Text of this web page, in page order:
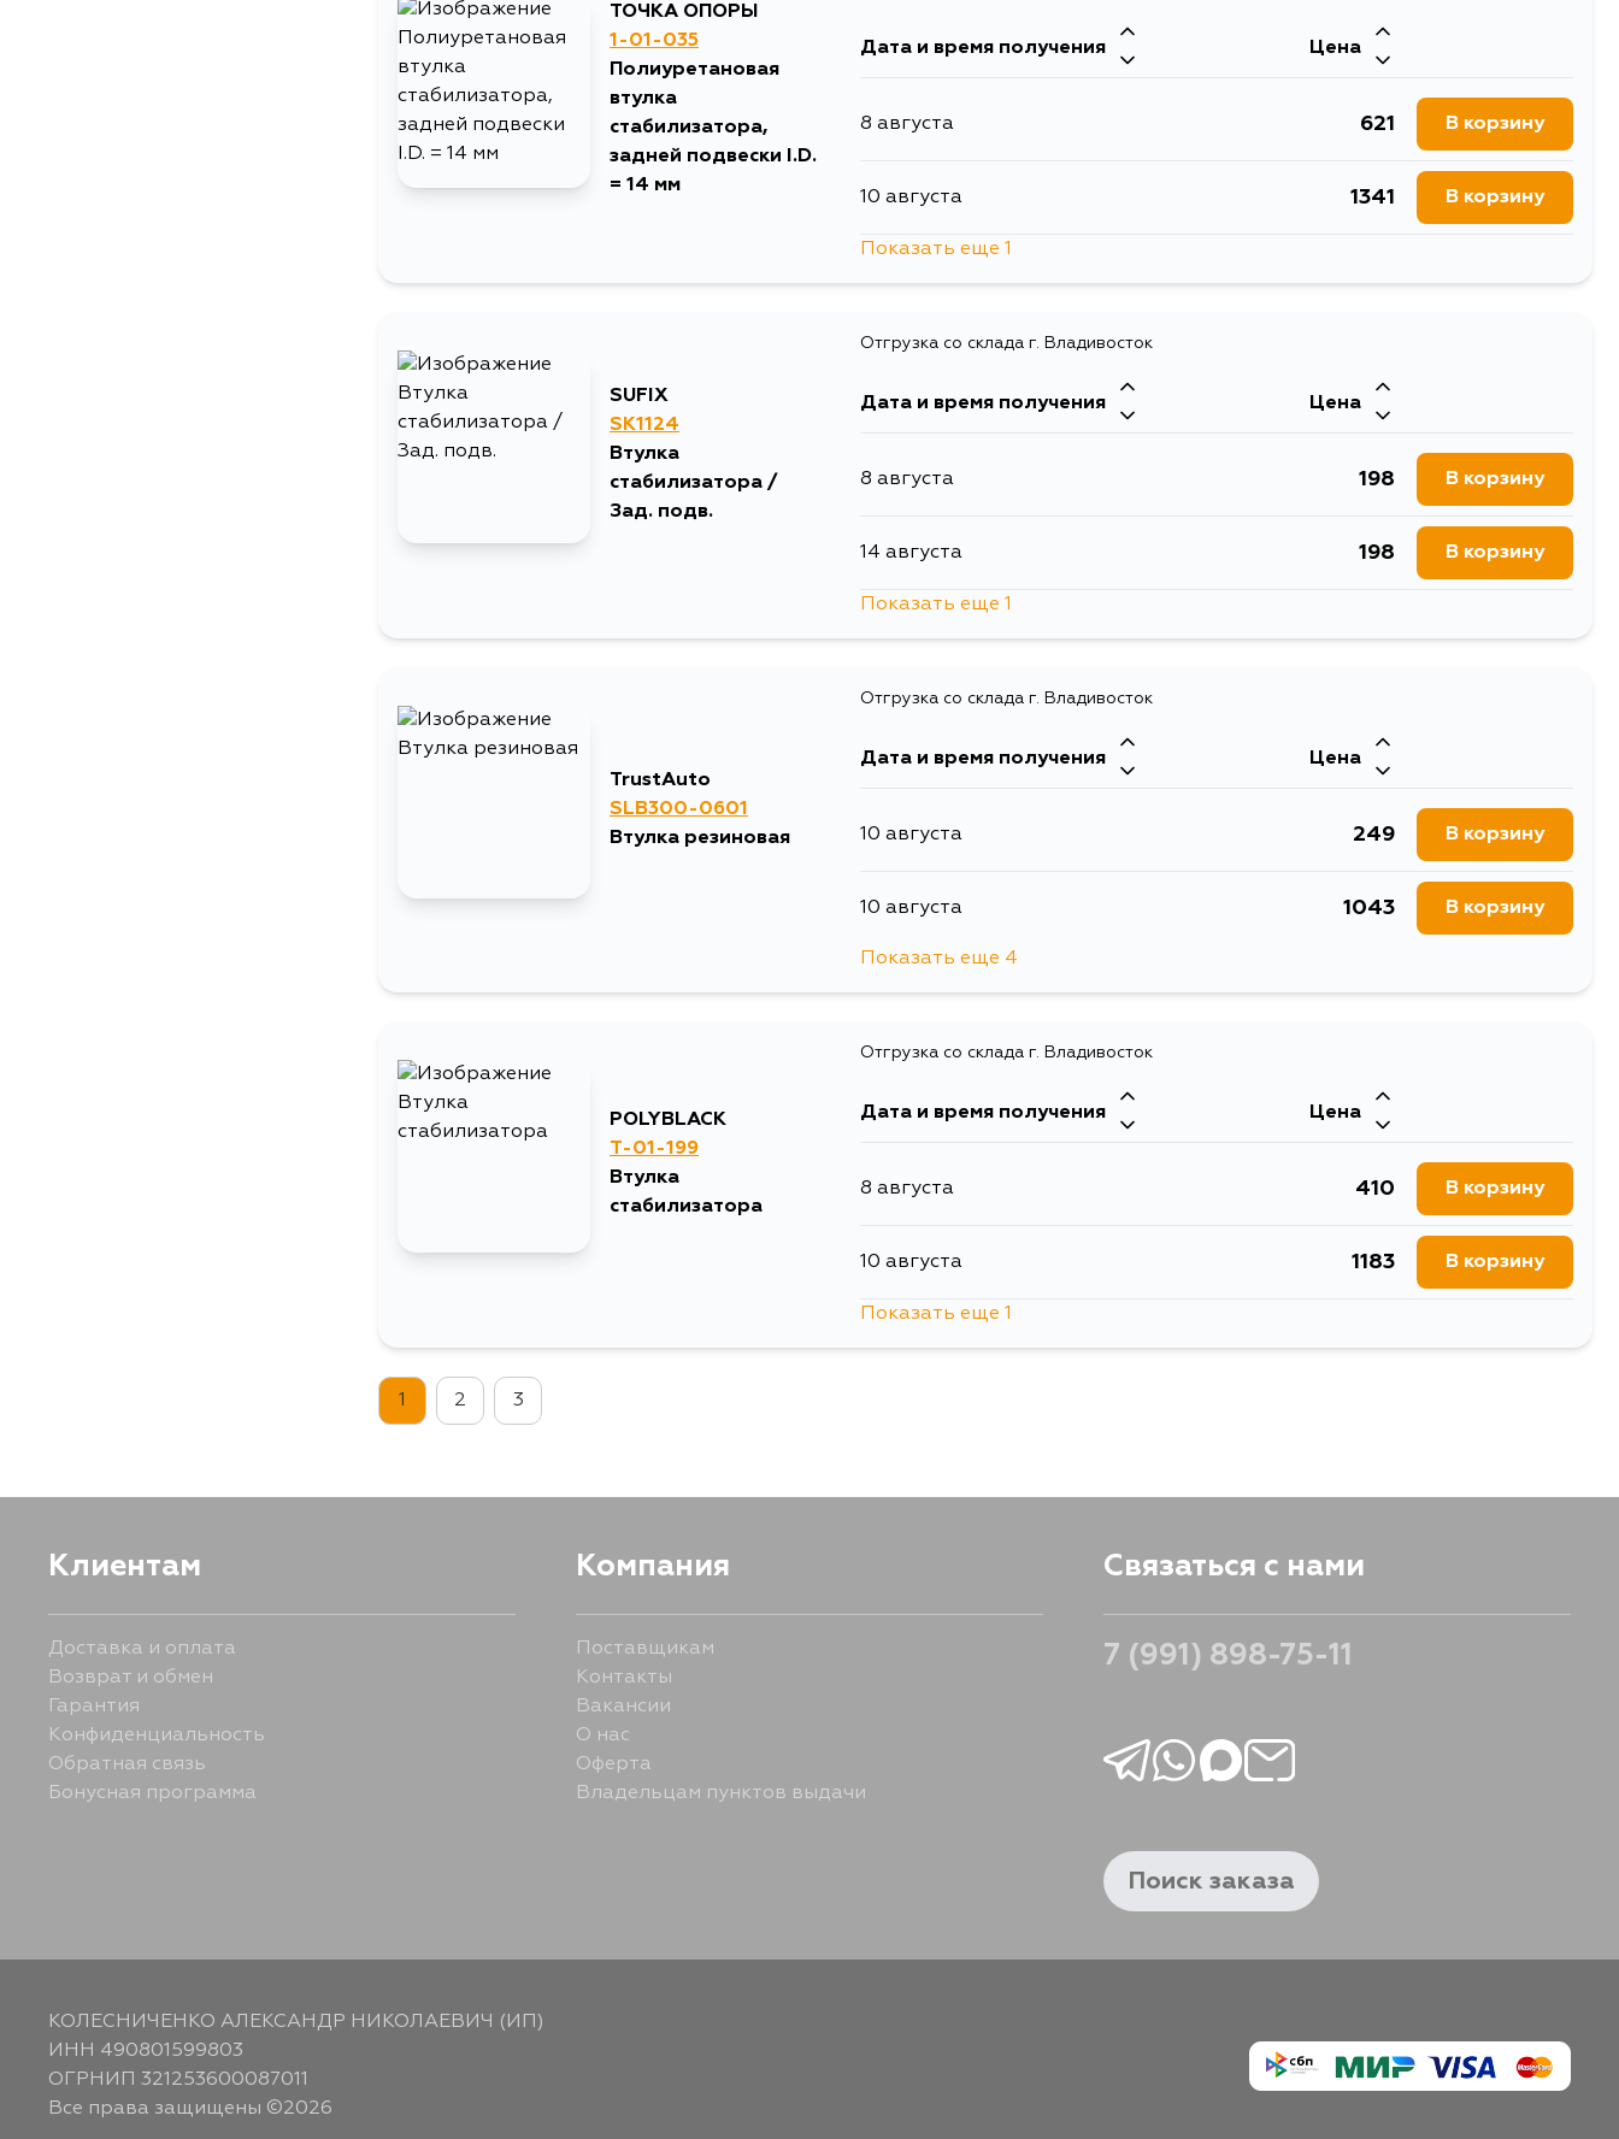
10 августа 526
10 августа 1275 В корзину
12 августа 526 В корзину
12 августа 627 В корзину
14 августа
ТОЧКА ОПОРЫ
1-01-035
Полиуретановая
втулка
стабилизатора,
задней подвески I.D.
= 14 мм
Дата и время получения Цена
8 августа 621 В корзину
10 августа 1341 В корзину
Показать еще 1
SUFIX
SK1124
Втулка
стабилизатора /
Зад. подв.
Отгрузка со склада г. Владивосток
Дата и время получения Цена
8 августа 198 В корзину
14 августа 198 В корзину
Показать еще 1
TrustAuto
SLB300-0601
Втулка резиновая
Отгрузка со склада г. Владивосток
Дата и время получения Цена
10 августа 249 В корзину
10 августа 1043 В корзину
12 августа
31 августа 247
2 сентября 296 В корзину
Показать еще 4
POLYBLACK
T-01-199
Втулка
стабилизатора
Отгрузка со склада г. Владивосток
Дата и время получения Цена
8 августа 410 В корзину
10 августа 1183 В корзину
Показать еще 1
1 2 3
Клиентам
Доставка и оплата
Возврат и обмен
Гарантия
Конфиденциальность
Обратная связь
Бонусная программа
Компания
Поставщикам
Контакты
Вакансии
О нас
Оферта
Владельцам пунктов выдачи
Связаться с нами
7 (991) 898-75-11
Поиск заказа
КОЛЕСНИЧЕНКО АЛЕКСАНДР НИКОЛАЕВИЧ (ИП)
ИНН 490801599803
ОГРНИП 321253600087011
Все права защищены ©2026